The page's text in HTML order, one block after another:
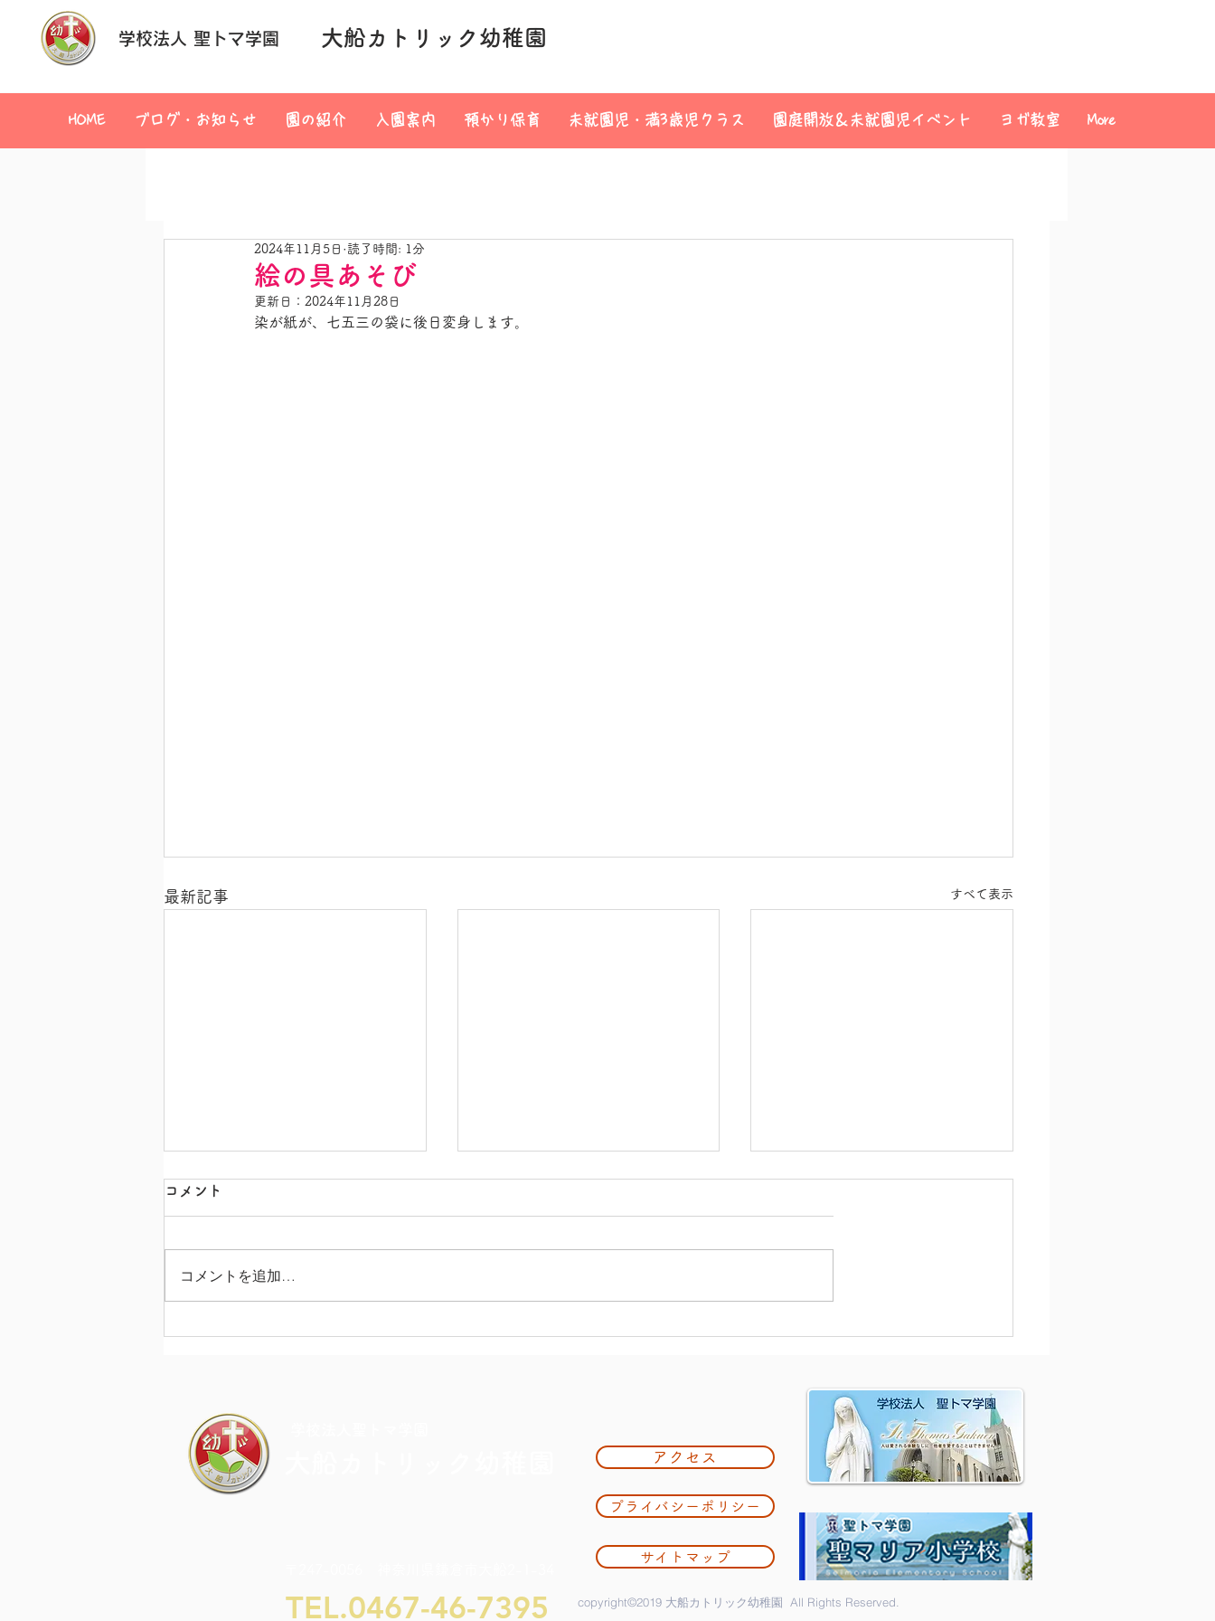
学校法人 聖トマ学園 大船カトリック幼稚園
HOME ブログ・お知らせ 園の紹介 入園案内 預かり保育 未就園児・満3歳児クラス 園庭開放＆未就園児イベント ヨガ教室 More
絵の具あそび
2024年11月5日 読了時間: 1分
更新日： 2024年11月28日
染が紙が、七五三の袋に後日変身します。
最新記事 すべて表示
カラフル・ドキドキ・チャレ
コメント
コメントを追加…
TEL.0467-46-7395
アクセス
プライバシーポリシー
サイトマップ
copyright©2019 大船カトリック幼稚園 All Rights Reserved.